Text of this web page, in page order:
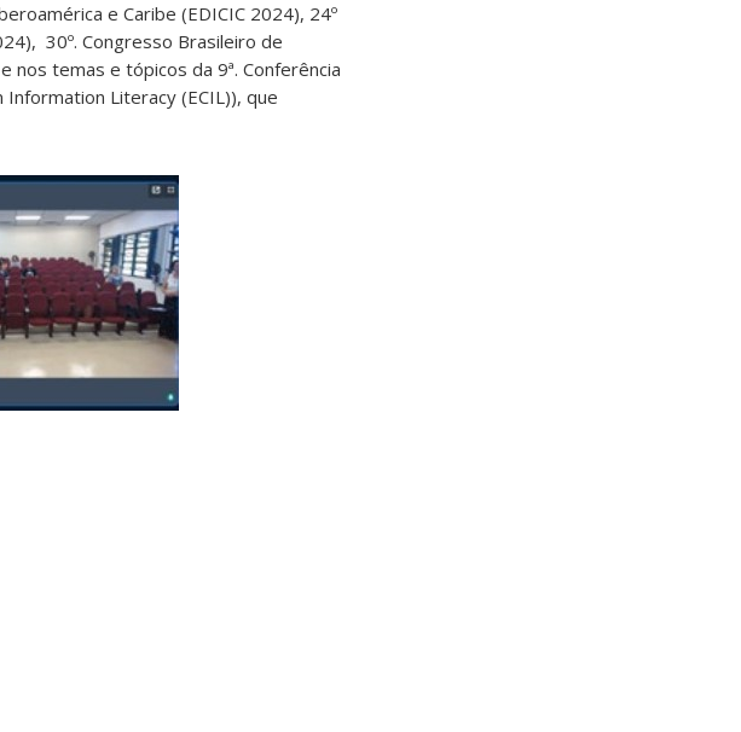
e Caribe (EDICIC 2024), 24º
30º. Congresso Brasileiro de
nos temas e tópicos da 9ª. Conferência
Literacy (ECIL)), que